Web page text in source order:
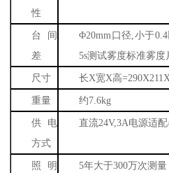
性
台间
差
Φ20mm 口径 小于0.4
5s测试雾度标准雾度
尺寸 长X宽X高
重量 约7.6kg
供电
方式
直流24V,3A电源适
照明
5年大于300万次测量